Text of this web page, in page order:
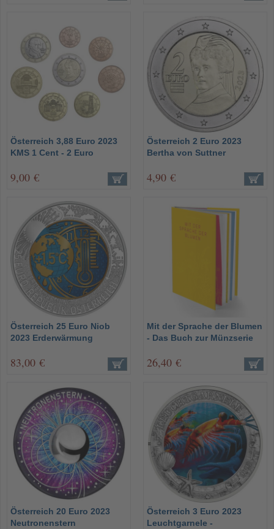
Österreich 3,88 Euro 2023
KMS 1 Cent - 2 Euro
9,00 €
Österreich 2 Euro 2023
Bertha von Suttner
4,90 €
Österreich 25 Euro Niob
2023 Erderwärmung
83,00 €
Mit der Sprache der Blumen
- Das Buch zur Münzserie
26,40 €
Österreich 20 Euro 2023
Neutronenstern
Österreich 3 Euro 2023
Leuchtgarnele -